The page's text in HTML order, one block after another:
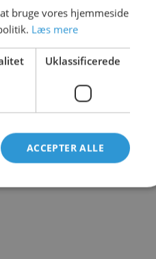
bruge vores hjemmeside
Læs mere
Uklassificerede
ACCEPTER ALLE